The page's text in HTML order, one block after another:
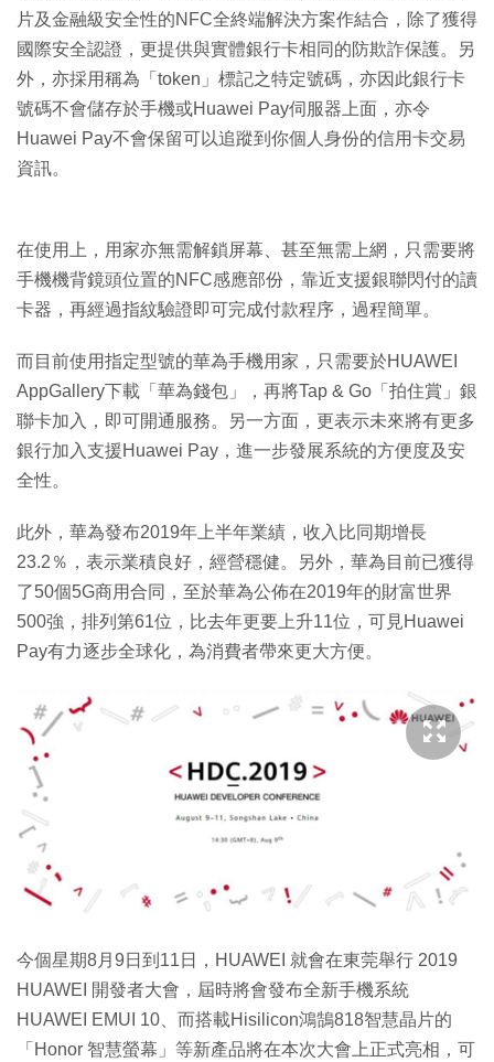
片及金融級安全性的NFC全終端解決方案作結合，除了獲得
國際安全認證，更提供與實體銀行卡相同的防欺詐保護。另
外，亦採用稱為「token」標記之特定號碼，亦因此銀行卡
號碼不會儲存於手機或Huawei Pay伺服器上面，亦令
Huawei Pay不會保留可以追蹤到你個人身份的信用卡交易
資訊。
在使用上，用家亦無需解鎖屏幕、甚至無需上網，只需要將
手機機背鏡頭位置的NFC感應部份，靠近支援銀聯閃付的讀
卡器，再經過指紋驗證即可完成付款程序，過程簡單。
而目前使用指定型號的華為手機用家，只需要於HUAWEI
AppGallery下載「華為錢包」，再將Tap & Go「拍住賞」銀
聯卡加入，即可開通服務。另一方面，更表示未來將有更多
銀行加入支援Huawei Pay，進一步發展系統的方便度及安
全性。
此外，華為發布2019年上半年業績，收入比同期增長
23.2％，表示業積良好，經營穩健。另外，華為目前已獲得
了50個5G商用合同，至於華為公佈在2019年的財富世界
500強，排列第61位，比去年更要上升11位，可見Huawei
Pay有力逐步全球化，為消費者帶來更大方便。
今個星期8月9日到11日，HUAWEI 就會在東莞舉行 2019
HUAWEI 開發者大會，屆時將會發布全新手機系統
HUAWEI EMUI 10、而搭載Hisilicon鴻鵠818智慧晶片的
「Honor 智慧螢幕」等新產品將在本次大會上正式亮相，可